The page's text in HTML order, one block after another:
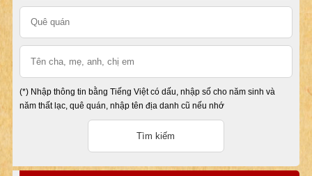
(*) Nhập thông tin bằng Tiếng Việt có dấu, nhập số cho năm sinh và
năm thất lạc, quê quán, nhập tên địa danh cũ nếu nhớ